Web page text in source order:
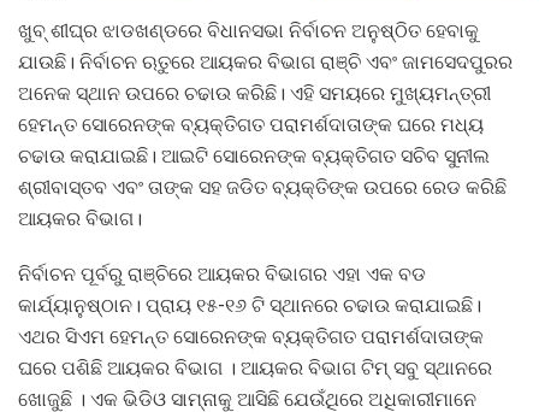
ଖୁବ୍ ଶୀଘ୍ର ଝାଡଖଣ୍ଡରେ ବିଧାନସଭା ନିର୍ବାଚନ ଅନୁଷ୍ଠିତ ହେବାକୁ
ଯାଉଛି। ନିର୍ବାଚନ ଋତୁରେ ଆୟକର ବିଭାଗ ରାଞ୍ଚି ଏବଂ ଜାମସେଦପୁରର
ଅନେକ ସ୍ଥାନ ଉପରେ ଚଢାଉ କରିଛି। ଏହି ସମୟରେ ମୁଖ୍ୟମନ୍ତ୍ରୀ
ହେମନ୍ତ ସୋରେନଙ୍କ ବ୍ୟକ୍ତିଗତ ପରାମର୍ଶଦାତାଙ୍କ ଘରେ ମଧ୍ୟ
ଚଢାଉ କରାଯାଇଛି। ଆଇଟି ସୋରେନଙ୍କ ବ୍ୟକ୍ତିଗତ ସଚିବ ସୁନୀଲ
ଶ୍ରୀବାସ୍ତବ ଏବଂ ତାଙ୍କ ସହ ଜଡିତ ବ୍ୟକ୍ତିଙ୍କ ଉପରେ ରେଡ କରିଛି
ଆୟକର ବିଭାଗ।
ନିର୍ବାଚନ ପୂର୍ବରୁ ରାଞ୍ଚିରେ ଆୟକର ବିଭାଗର ଏହା ଏକ ବଡ
କାର୍ଯ୍ୟାନୁଷ୍ଠାନ। ପ୍ରାୟ ୧୫-୧୬ ଟି ସ୍ଥାନରେ ଚଢାଉ କରାଯାଇଛି।
ଏଥର ସିଏମ ହେମନ୍ତ ସୋରେନଙ୍କ ବ୍ୟକ୍ତିଗତ ପରାମର୍ଶଦାତାଙ୍କ
ଘରେ ପଶିଛି ଆୟକର ବିଭାଗ । ଆୟକର ବିଭାଗ ଟିମ୍ ସବୁ ସ୍ଥାନରେ
ଖୋଜୁଛି । ଏକ ଭିଡିଓ ସାମ୍ନାକୁ ଆସିଛି ଯେଉଁଥିରେ ଅଧିକାରୀମାନେ